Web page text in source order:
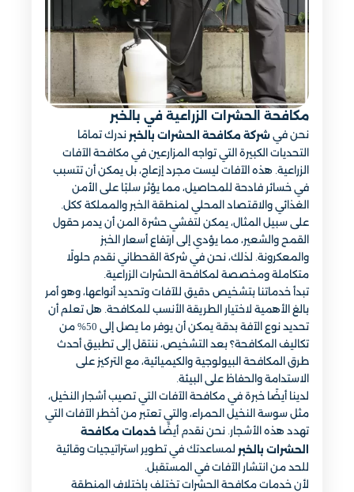
مكافحة الحشرات الزراعية​ في بالخبر
نحن في شركة مكافحة الحشرات بالخبر ندرك تمامًا
التحديات الكبيرة التي تواجه المزارعين في مكافحة الآفات
الزراعية. هذه الآفات ليست مجرد إزعاج، بل يمكن أن تتسبب
في خسائر فادحة للمحاصيل، مما يؤثر سلبًا على الأمن
الغذائي والاقتصاد المحلي لمنطقة الخبر والمملكة ككل.
على سبيل المثال، يمكن لتفشي حشرة المن أن يدمر حقول
القمح والشعير، مما يؤدي إلى ارتفاع أسعار الخبز
والمعكرونة. لذلك، نحن في شركة القحطاني نقدم حلولًا
متكاملة ومخصصة لمكافحة الحشرات الزراعية.
تبدأ خدماتنا بتشخيص دقيق للآفات وتحديد أنواعها، وهو أمر
بالغ الأهمية لاختيار الطريقة الأنسب للمكافحة. هل تعلم أن
تحديد نوع الآفة بدقة يمكن أن يوفر ما يصل إلى 50% من
تكاليف المكافحة؟ بعد التشخيص، ننتقل إلى تطبيق أحدث
طرق المكافحة البيولوجية والكيميائية، مع التركيز على
الاستدامة والحفاظ على البيئة.
لدينا أيضًا خبرة في مكافحة الآفات التي تصيب أشجار النخيل،
مثل سوسة النخيل الحمراء، والتي تعتبر من أخطر الآفات التي
تهدد هذه الأشجار. نحن نقدم أيضًا خدمات مكافحة
الحشرات بالخبر لمساعدتك في تطوير استراتيجيات وقائية
للحد من انتشار الآفات في المستقبل.
لأن خدمات مكافحة الحشرات تختلف باختلاف المنطقة